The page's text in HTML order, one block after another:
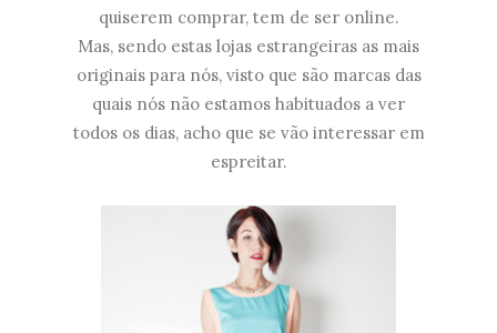
quiserem comprar, tem de ser online.
Mas, sendo estas lojas estrangeiras as mais
originais para nós, visto que são marcas das
quais nós não estamos habituados a ver
todos os dias, acho que se vão interessar em
espreitar.